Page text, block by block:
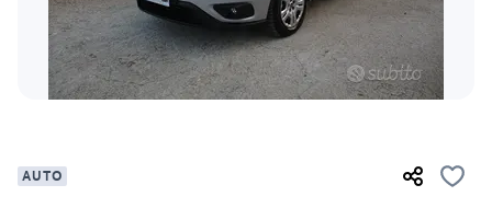
AUTO